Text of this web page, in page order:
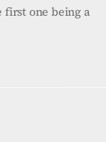
first one being a